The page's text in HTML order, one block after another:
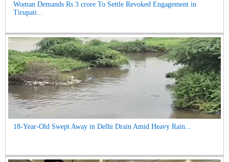
Woman Demands Rs 3 crore To Settle Revoked Engagement in
Tirupati...
18-Year-Old Swept Away in Delhi Drain Amid Heavy Rain...